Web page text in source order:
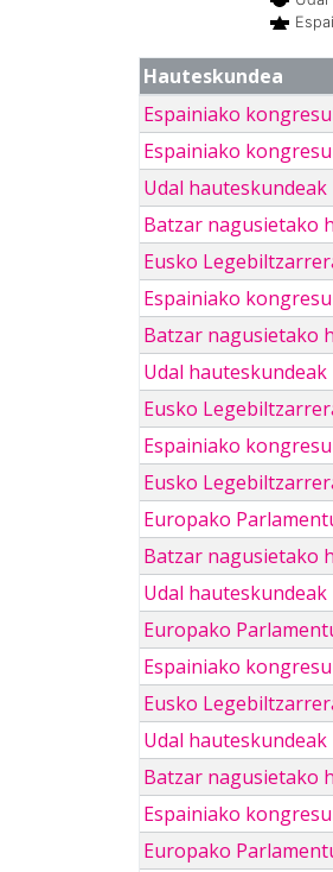
Hauteskundea
Espainiako
Espainiako
Udal hauteskundeak
Batzar nagusietako
Eusko
Espainiako
Batzar nagusietako
Udal hauteskundeak
Eusko
Espainiako
Eusko
Europako
Batzar nagusietako
Udal hauteskundeak
Europako
Espainiako
Eusko
Udal hauteskundeak
Batzar nagusietako
Espainiako
Europako